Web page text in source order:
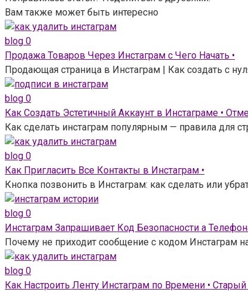
Вам также может быть интересно
blog 0
Продажа Товаров Через Инстаграм с Чего Начать •
Продающая страница в Инстаграм | Как создать с
blog 0
Как Создать Эстетичный Аккаунт в Инстаграме •
Как сделать инстаграм популярным — правила для
blog 0
Как Пригласить Все Контакты в Инстаграм •
Кнопка позвонить в Инстаграм: как сделать или
blog 0
Инстаграм Запрашивает Код Безопасности а
Почему не приходит сообщение с кодом Инстаграм
blog 0
Как Настроить Ленту Инстаграм по Времени •